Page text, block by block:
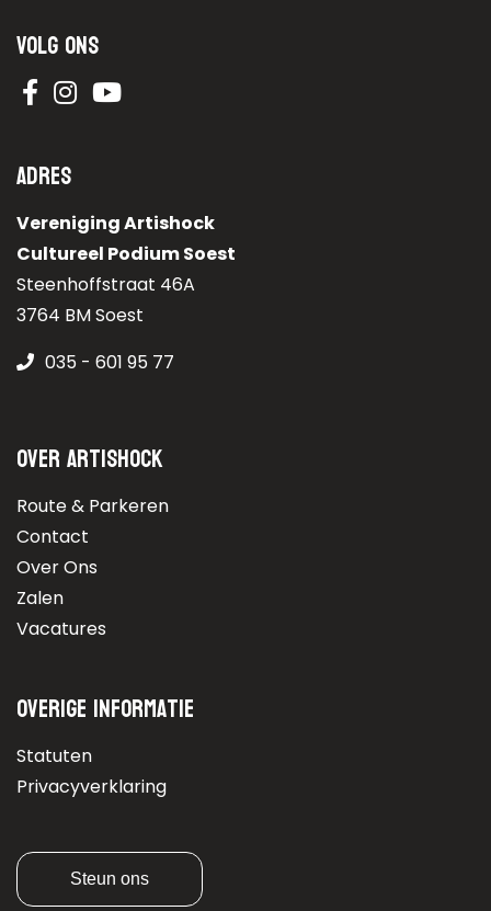
Volg ons
Adres
Vereniging Artishock
Cultureel Podium Soest
Steenhoffstraat 46A
3764 BM Soest
035 - 601 95 77
Over Artishock
Route & Parkeren
Contact
Over Ons
Zalen
Vacatures
Overige informatie
Statuten
Privacyverklaring
Steun ons